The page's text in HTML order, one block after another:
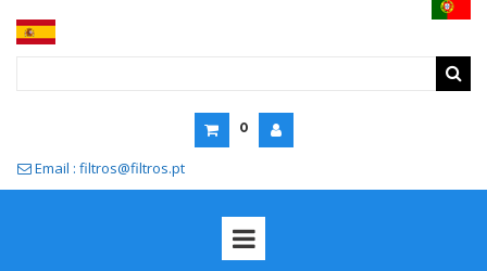
0
 Email : filtros@filtros.pt